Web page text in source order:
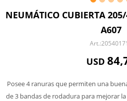
NEUMÁTICO CUBIERTA
A607
USD
Posee 4 ranuras que permiten una
de 3 bandas de rodadura para mejorar